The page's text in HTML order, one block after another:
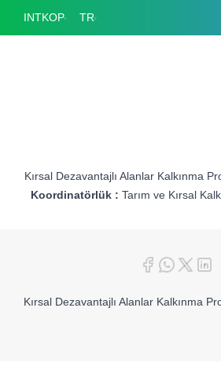
INTKOP TR
Kırsal Dezavantajlı Alanlar Kalkınma
Koordinatörlük : Tarım ve Kırsal
Kırsal Dezavantajlı Alanlar Kalkınma